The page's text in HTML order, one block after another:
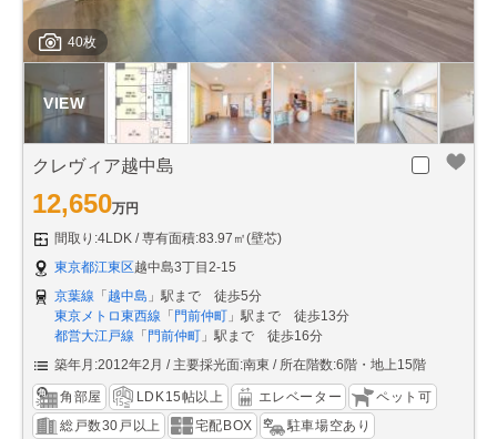
40枚
クレヴィア越中島
12,650万円
間取り:4LDK
専有面積:83.97㎡(壁芯)
東京都江東区越中島3丁目2-15
京葉線 「 越中島 」駅まで 徒歩5分
東京メトロ東西線 「 門前仲町 」駅まで 徒歩13分
都営大江戸線 「 門前仲町 」駅まで 徒歩16分
築年月:2012年2月
主要採光面:南東 所在階数:6階・地上15階
角部屋 LDK15帖以上 エレベーター
ペット可
総戸数30戸以上
宅配BOX
駐車場空あり